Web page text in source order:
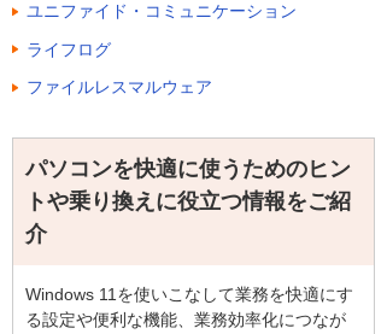
ユニファイド・コミュニケーション
ライフログ
ファイルレスマルウェア
パソコンを快適に使うためのヒン
トや乗り換えに役立つ情報をご紹
介
Windows 11を使いこなして業務を快適にす
る設定や便利な機能、業務効率化につなが